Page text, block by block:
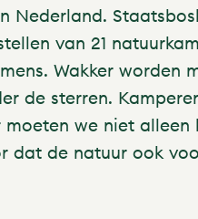
Nederland.
van 21
Wakker worden
de sterren.
we niet
dat de natuur ook